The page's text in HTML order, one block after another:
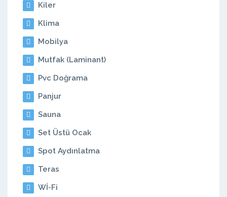
Kiler
Klima
Mobilya
Mutfak (Laminant)
Pvc Doğrama
Panjur
Sauna
Set Üstü Ocak
Spot Aydınlatma
Teras
Wİ-Fi